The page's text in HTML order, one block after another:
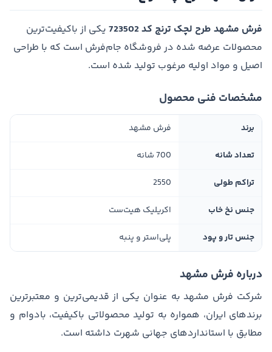
فرش مشهد طرح لچک ترنج کد 723502
یکی از باکیفیت‌ترین
محصولات عرضه شده در فروشگاه جام‌فرش است که با طراحی
اصیل و مواد اولیه مرغوب تولید شده است.
مشخصات فنی محصول
برند فرش مشهد
تعداد شانه 700 شانه
تراکم طولی 2550
جنس نخ خاب اکریلیک هیت‌ست
جنس تار و پود پلی‌استر و پنبه
درباره فرش مشهد
شرکت فرش مشهد به عنوان یکی از قدیمی‌ترین و معتبرترین
برندهای ایران، همواره به تولید محصولاتی باکیفیت، بادوام و
مطابق با استانداردهای جهانی شهرت داشته است.